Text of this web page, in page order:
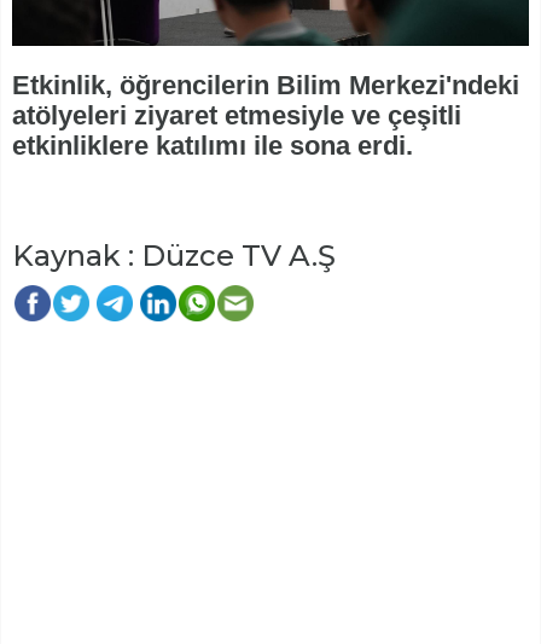
Etkinlik, öğrencilerin Bilim Merkezi'ndeki
atölyeleri ziyaret etmesiyle ve çeşitli
etkinliklere katılımı ile sona erdi.
Kaynak : Düzce TV A.Ş